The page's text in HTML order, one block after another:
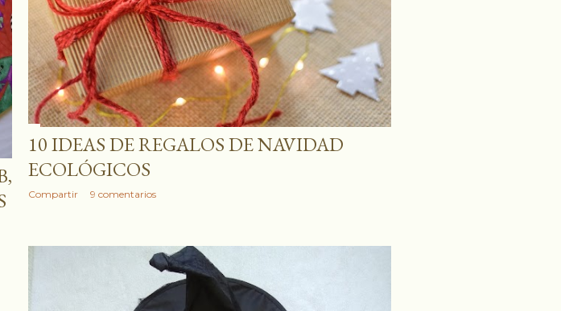
10 IDEAS DE REGALOS DE NAVIDAD
ECOLÓGICOS
Compartir 9 comentarios